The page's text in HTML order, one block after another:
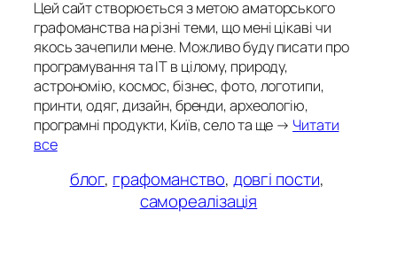
Цей сайт створюється з метою аматорського
графоманства на різні теми, що мені цікаві чи
якось зачепили мене. Можливо буду писати про
програмування та ІТ в цілому, природу,
астрономію, космос, бізнес, фото, логотипи,
принти, одяг, дизайн, бренди, археологію,
програмні продукти, Київ, село та ще → Читати
все
блог, графоманство, довгі пости
самореалізація